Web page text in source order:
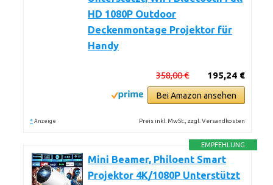
HD 1080P Outdoor
Deckenmontage Projektor für
Handy
195,24 €
358,00 €
Bei Amazon ansehen
* Anzeige Preis inkl. MwSt., zzgl. Versandkosten
EMPFEHLUNG
Mini Beamer, Philoent Smart
Projektor 4K/1080P Unterstützt